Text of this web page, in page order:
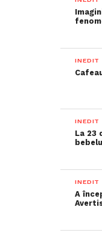
INEDIT
INEDIT
La 23
INEDIT
A